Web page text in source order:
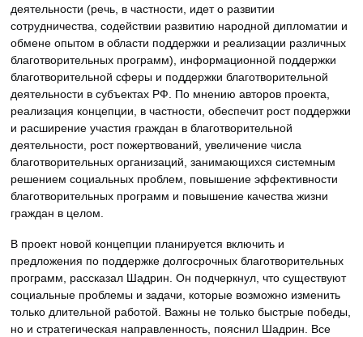
деятельности (речь, в частности, идет о развитии
сотрудничества, содействии развитию народной дипломатии и
обмене опытом в области поддержки и реализации различных
благотворительных программ), информационной поддержки
благотворительной сферы и поддержки благотворительной
деятельности в субъектах РФ. По мнению авторов проекта,
реализация концепции, в частности, обеспечит рост поддержки
и расширение участия граждан в благотворительной
деятельности, рост пожертвований, увеличение числа
благотворительных организаций, занимающихся системным
решением социальных проблем, повышение эффективности
благотворительных программ и повышение качества жизни
граждан в целом.
В проект новой концепции планируется включить и
предложения по поддержке долгосрочных благотворительных
программ, рассказал Шадрин. Он подчеркнул, что существуют
социальные проблемы и задачи, которые возможно изменить
только длительной работой. Важны не только быстрые победы,
но и стратегическая направленность, пояснил Шадрин. Все